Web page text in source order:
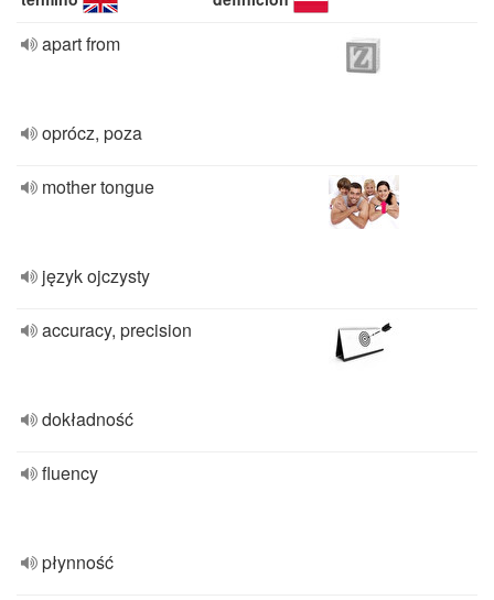
apart from
oprócz, poza
mother tongue
język ojczysty
accuracy, precision
dokładność
fluency
płynność